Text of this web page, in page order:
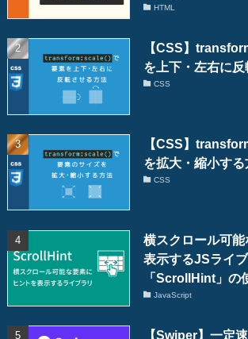
HTML
【CSS】
を上下・左右に
CSS
【CSS】
を拡大・縮小する
CSS
横スクロール可
表示するJSライ
「ScrollHint」の
JavaScript
【Swiper】一定